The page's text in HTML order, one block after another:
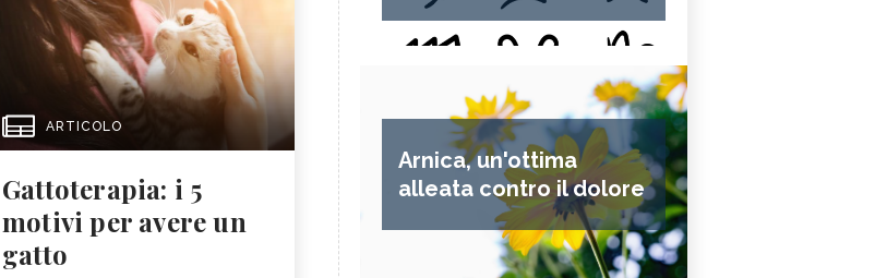
ARTICOLO
Gattoterapia: i 5
motivi per avere un
gatto
Arnica, un'ottima
alleata contro il dolore